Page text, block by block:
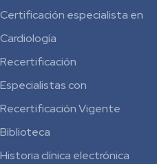
Certificación especialista en
Cardiología
Recertificación
Especialistas con
Recertificación Vigente
Biblioteca
Historia clínica electrónica